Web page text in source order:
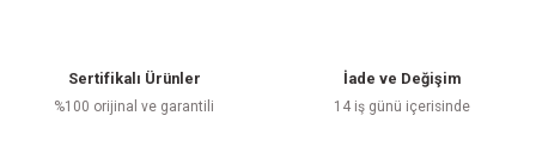
Sertifikalı Ürünler
%100 orijinal ve garantili
İade ve Değişim
14 iş günü içerisinde